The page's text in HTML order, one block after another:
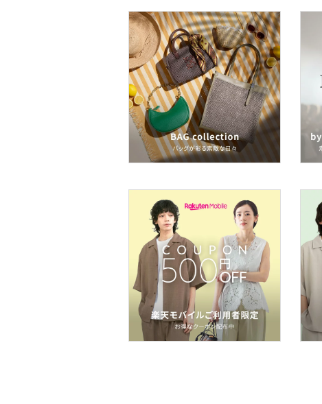
ヘアケア
食器・調理器具・キッチ
ン用品
インテリア・生活雑貨
スマホグッズ・オーディ
オ機器
文房具
福袋・ギフト・その他